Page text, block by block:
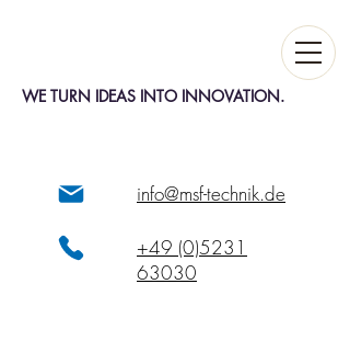
WE TURN IDEAS INTO INNOVATION.
info@msf-technik.de
+49 (0)5231
63030